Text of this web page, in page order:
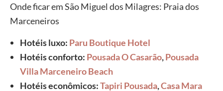
Onde ficar em São Miguel dos Milagres: Praia dos
Marceneiros
Hotéis luxo: Paru Boutique Hotel
Hotéis conforto: Pousada O Casarão,Pousada
Villa Marceneiro Beach
Hotéis econômicos:Tapiri Pousada,Casa Mara